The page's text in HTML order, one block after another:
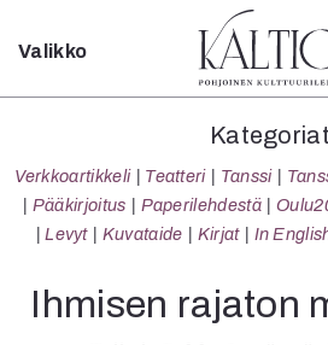
Sulje
Kategoriat
Teatteri
Tanssi
Sarjakuva
Sámegillii
Valikko
Kategoriat
Verkkoartikkeli Teatteri Tanssi
Pääkirjoitus
Paperilehdestä
Levyt
Kuvataide Kirjat In
Ihmisen rajaton